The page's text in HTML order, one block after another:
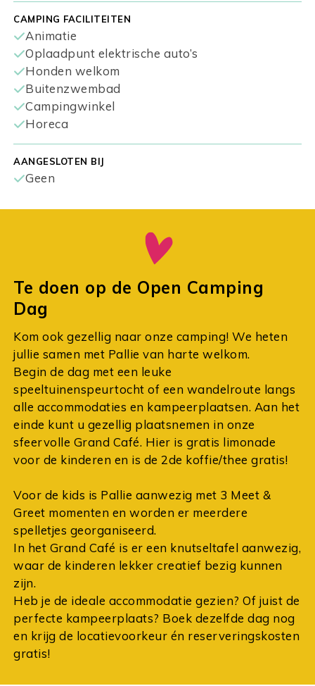
CAMPING FACILITEITEN
Animatie
Oplaadpunt elektrische auto’s
Honden welkom
Buitenzwembad
Campingwinkel
Horeca
AANGESLOTEN BIJ
Geen
Te doen op de Open Camping
Dag
Kom ook gezellig naar onze camping! We heten
jullie samen met Pallie van harte welkom.
Begin de dag met een leuke
speeltuinenspeurtocht of een wandelroute langs
alle accommodaties en kampeerplaatsen. Aan het
einde kunt u gezellig plaatsnemen in onze
sfeervolle Grand Café. Hier is gratis limonade
voor de kinderen en is de 2de koffie/thee gratis!
Voor de kids is Pallie aanwezig met 3 Meet &
Greet momenten en worden er meerdere
spelletjes georganiseerd.
In het Grand Café is er een knutseltafel aanwezig,
waar de kinderen lekker creatief bezig kunnen
zijn.
Heb je de ideale accommodatie gezien? Of juist de
perfecte kampeerplaats? Boek dezelfde dag nog
en krijg de locatievoorkeur én reserveringskosten
gratis!